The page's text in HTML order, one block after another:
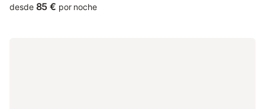
desde 85 € por noche